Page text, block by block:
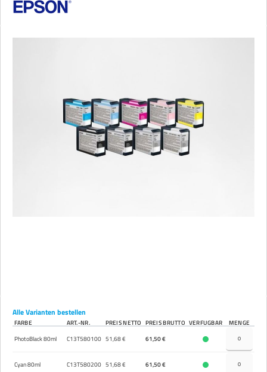
Alle Varianten bestellen
FARBE ART.-NR. PREIS NETTO PREIS BRUTTO VERFÜGBAR
MENGE
PhotoBlack 80ml
C13T580100 51,68 € 61,50 €
Cyan 80ml C13T580200 51,68 € 61,50 €